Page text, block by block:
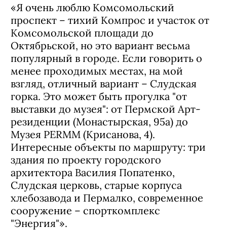
«Я очень люблю Комсомольский
проспект – тихий Компрос и участок от
Комсомольской площади до
Октябрьской, но это вариант весьма
популярный в городе. Если говорить о
менее проходимых местах, на мой
взгляд, отличный вариант – Слудская
горка. Это может быть прогулка "от
выставки до музея": от Пермской Арт-
резиденции (Монастырская, 95а) до
Музея PERMM (Крисанова, 4).
Интересные объекты по маршруту: три
здания по проекту городского
архитектора Василия Попатенко,
Слудская церковь, старые корпуса
хлебозавода и Пермалко, современное
сооружение – спорткомплекс
"Энергия"».